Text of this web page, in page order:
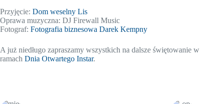
Przyjęcie: Dom weselny Lis
Oprawa muzyczna: DJ Firewall Music
Fotograf: Fotografia biznesowa Darek Kempny
A już niedługo zapraszamy wszystkich na dalsze świętowanie w
ramach Dnia Otwartego Instar.